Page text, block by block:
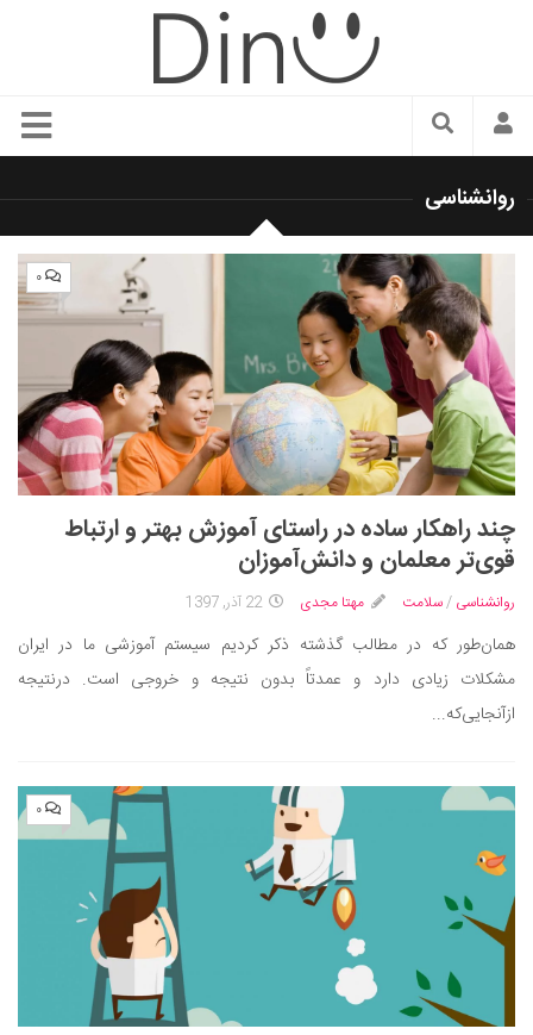
سبک زندگی
زیبایی و آرایش
شیک پوشی
دکوراسیون و چیدمان
غذا
رستوران گردی
آشپزی
سفر و گردشگری
ایران گردی
جهان گردی
موفقیت و مهارت‌های فردی
سلامت
بهداشت
ورزش و تندرستی
مراکز پزشکی و دارویی
فرهنگ و هنر
روانشناسی
۰
چند راهکار ساده در راستای آموزش بهتر و ارتباط
قوی‌تر معلمان و دانش‌‌آموزان
روانشناسی /سلامت مهتا مجدی 22 آذر, 1397
همان‌طور که در مطالب گذشته ذکر کردیم سیستم آموزشی ما در ایران
مشکلات زیادی دارد و عمدتاً بدون نتیجه و خروجی است. درنتیجه
ازآنجایی‌که...
۰